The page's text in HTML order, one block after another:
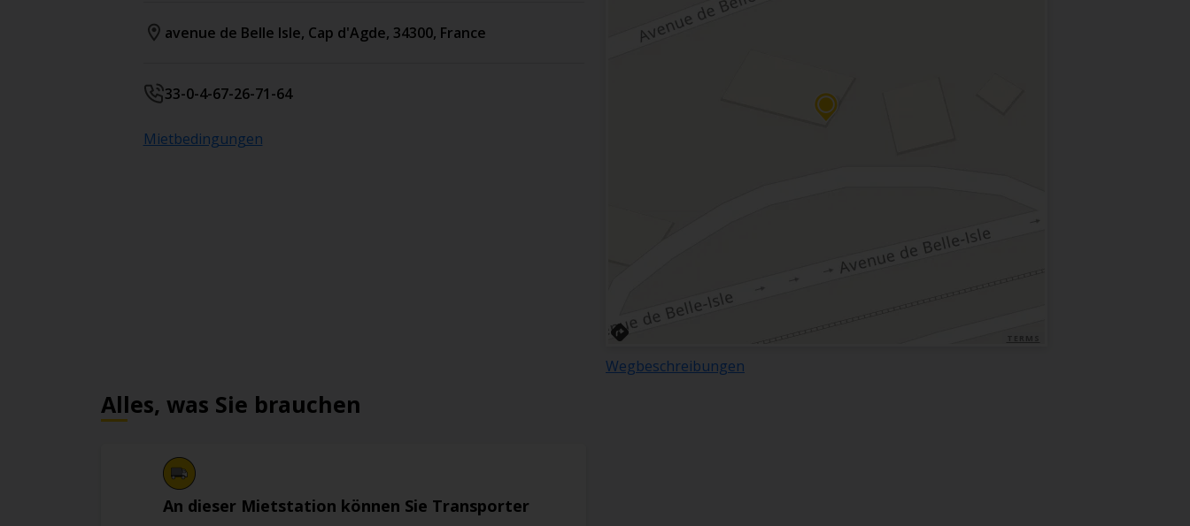
avenue de Belle Isle, Cap d'Agde, 34300, France
33-0-4-67-26-71-64
Mietbedingungen
Wegbeschreibungen
Alles, was Sie brauchen
An dieser Mietstation können Sie Transporter